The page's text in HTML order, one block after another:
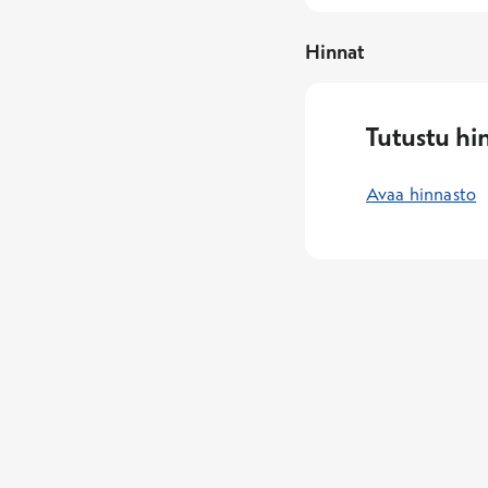
Hinnat
Tutustu
Avaa hinnasto